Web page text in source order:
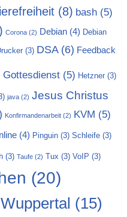
(8) bash (5)
Corona (2) Debian (4) Debian
(3) DSA(6) Feedback
Gottesdienst (5) Hetzner (3)
java (2) Jesus Christus
Konfirmandenarbeit (2) KVM (5)
(4) Pinguin (3) Schleife (3)
(3) Taufe (2) Tux (3) VoIP (3)
(20)
Wuppertal (15)